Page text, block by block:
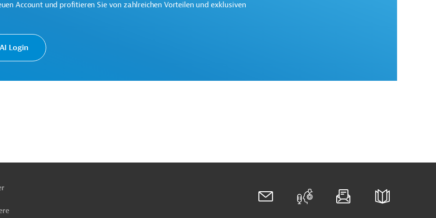
und Forschung, übergreifend
Account und profitieren Sie von zahlreichen Vorteilen und exklusiven
Login